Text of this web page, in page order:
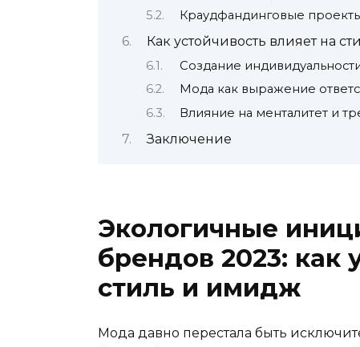
Краудфандинговые
Как устойчивость влияет на
Создание
Мода как выражение
Влияние на менталитет и
Заключение
Экологичные
брендов 2023: как
стиль и имидж
Мода давно перестала быть